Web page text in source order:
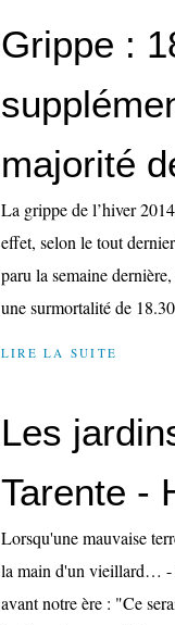
Grippe :
majorité
La grippe de l’hiver
effet, selon le tout
paru la semaine
une surmortalité de
LIRE LA SUITE
Les
Tarente -
Lorsqu'une mauvaise
la main d'un vieillard… -
avant notre ère : "Ce